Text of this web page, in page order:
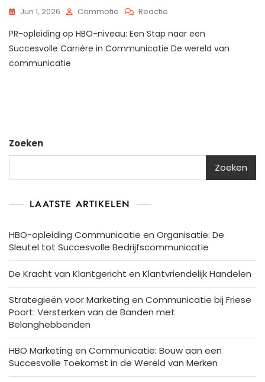
Jun 1, 2026 Commotie Reactie
Opleiding
Op
Communicatie
PR-opleiding op HBO-niveau: Een Stap naar een
Succesvolle Carrière in Communicatie De wereld van
communicatie
Zoeken
Zoeken
LAATSTE ARTIKELEN
HBO-opleiding Communicatie en Organisatie: De
Sleutel tot Succesvolle Bedrijfscommunicatie
De Kracht van Klantgericht en Klantvriendelijk Handelen
Strategieën voor Marketing en Communicatie bij Friese
Poort: Versterken van de Banden met
Belanghebbenden
HBO Marketing en Communicatie: Bouw aan een
Succesvolle Toekomst in de Wereld van Merken